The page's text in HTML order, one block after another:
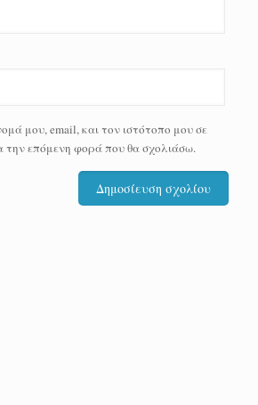
μου, email, και τον ιστότοπο μου σε
την επόμενη φορά που θα σχολιάσω.